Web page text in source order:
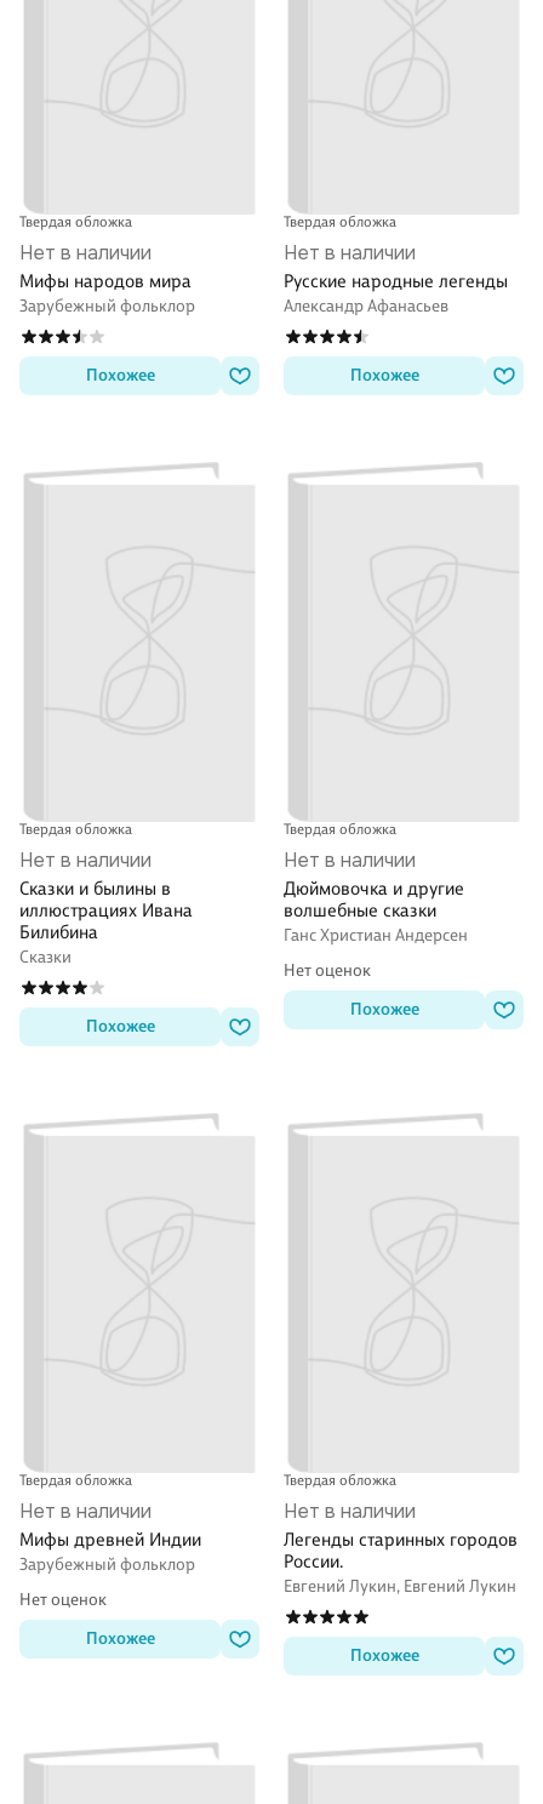
Твердая обложка
Нет в наличии
Мифы народов мира
Зарубежный фольклор
Похожее
Твердая обложка
Нет в наличии
Русские народные легенды
Александр Афанасьев
Похожее
Твердая обложка
Нет в наличии
Сказки и былины в
иллюстрациях Ивана
Билибина
Сказки
Похожее
Твердая обложка
Нет в наличии
Дюймовочка и другие
волшебные сказки
Ганс Христиан Андерсен
Нет оценок
Похожее
Твердая обложка
Нет в наличии
Мифы древней Индии
Зарубежный фольклор
Нет оценок
Похожее
Твердая обложка
Нет в наличии
Легенды старинных городов
России.
Евгений Лукин, Евгений Лукин
Похожее